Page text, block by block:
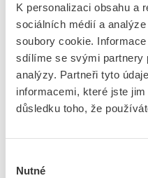
K personalizaci obsahu a
sociálních médií a
soubory cookie.
sdílíme se svými partnery
analýzy. Partneři tyto
informacemi, které jste
důsledku toho, že
souhlasu
Nutné
Výška / hloubka
125
Materiál pouzdra
Ocel
Světelný zdroj
Výstup světla
Přímý
Rozložení světla
Materiál krytu
Vyzařovací úhel (hodnota)